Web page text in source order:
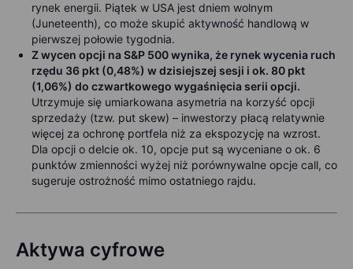
rynek energii. Piątek w USA jest dniem wolnym
(Juneteenth), co może skupić aktywność handlową w
pierwszej połowie tygodnia.
Z wycen opcji na S&P 500 wynika, że rynek wycenia ruch
rzędu 36 pkt (0,48%) w dzisiejszej sesji i ok. 80 pkt
(1,06%) do czwartkowego wygaśnięcia serii opcji.
Utrzymuje się umiarkowana asymetria na korzyść opcji
sprzedaży (tzw. put skew) – inwestorzy płacą relatywnie
więcej za ochronę portfela niż za ekspozycję na wzrost.
Dla opcji o delcie ok. 10, opcje put są wyceniane o ok. 6
punktów zmienności wyżej niż porównywalne opcje call, co
sugeruje ostrożność mimo ostatniego rajdu.
Aktywa cyfrowe